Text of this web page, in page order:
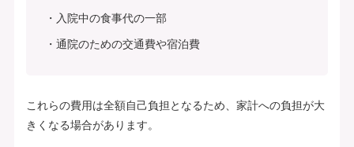
入院中の食事代の一部
通院のための交通費や宿泊費
これらの費用は全額自己負担となるため、家計への負担が大
きくなる場合があります。